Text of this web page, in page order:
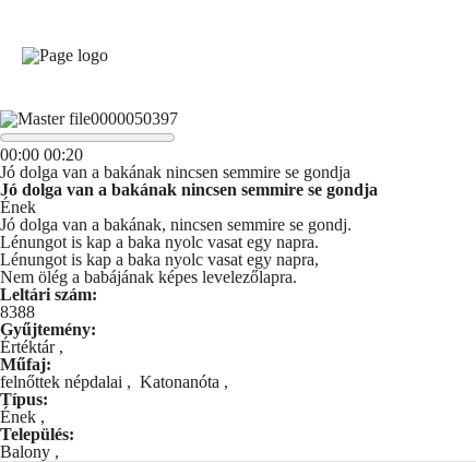
00:00 00:20
Jó dolga van a bakának nincsen semmire se gondja
Jó dolga van a bakának nincsen semmire se gondja
Ének
Jó dolga van a bakának, nincsen semmire se gondj.
Lénungot is kap a baka nyolc vasat egy napra.
Lénungot is kap a baka nyolc vasat egy napra,
Nem ölég a babájának képes levelezőlapra.
Leltári szám:
8388
Gyűjtemény:
Értéktár ,
Műfaj:
felnőttek népdalai , Katonanóta ,
Típus:
Ének ,
Település:
Balony ,